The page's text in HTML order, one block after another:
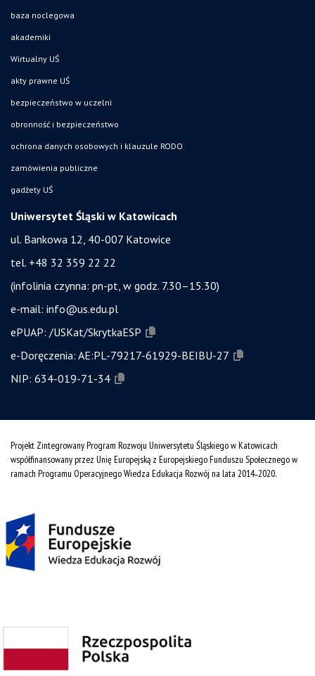
baza noclegowa
akademiki
Wirtualny UŚ
akty prawne UŚ
bezpieczeństwo w uczelni
obronność i bezpieczeństwo
ochrona danych osobowych i klauzule RODO
zamówienia publiczne
gadżety UŚ
Uniwersytet Śląski w Katowicach
ul. Bankowa 12, 40-007 Katowice
tel. +48 32 359 22 22
(infolinia czynna: pn-pt, w godz. 7.30–15.30)
e-mail: info@us.edu.pl
ePUAP: /USKat/SkrytkaESP
e-Doręczenia: AE:PL-79217-61929-BEIBU-27
NIP: 634-019-71-34
Projekt Zintegrowany Program Rozwoju Uniwersytetu Śląskiego w Katowicach
współfinansowany przez Unię Europejską z Europejskiego Funduszu Społecznego w
ramach Programu Operacyjnego Wiedza Edukacja Rozwój na lata 2014˗2020.